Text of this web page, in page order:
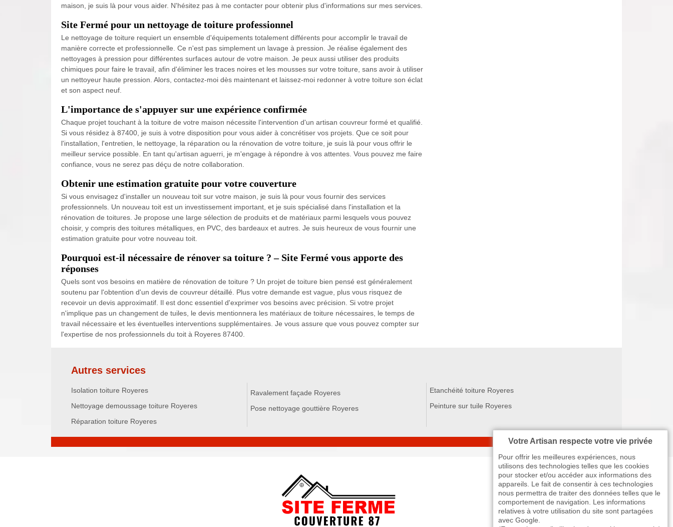
maison, je suis là pour vous aider. N'hésitez pas à me contacter pour obtenir plus d'informations sur mes services.
Site Fermé pour un nettoyage de toiture professionnel
Le nettoyage de toiture requiert un ensemble d'équipements totalement différents pour accomplir le travail de
manière correcte et professionnelle. Ce n'est pas simplement un lavage à pression. Je réalise également des
nettoyages à pression pour différentes surfaces autour de votre maison. Je peux aussi utiliser des produits
chimiques pour faire le travail, afin d'éliminer les traces noires et les mousses sur votre toiture, sans avoir à utiliser
un nettoyeur haute pression. Alors, contactez-moi dès maintenant et laissez-moi redonner à votre toiture son éclat
et son aspect neuf.
L'importance de s'appuyer sur une expérience confirmée
Chaque projet touchant à la toiture de votre maison nécessite l'intervention d'un artisan couvreur formé et qualifié.
Si vous résidez à 87400, je suis à votre disposition pour vous aider à concrétiser vos projets. Que ce soit pour
l'installation, l'entretien, le nettoyage, la réparation ou la rénovation de votre toiture, je suis là pour vous offrir le
meilleur service possible. En tant qu'artisan aguerri, je m'engage à répondre à vos attentes. Vous pouvez me faire
confiance, vous ne serez pas déçu de notre collaboration.
Obtenir une estimation gratuite pour votre couverture
Si vous envisagez d'installer un nouveau toit sur votre maison, je suis là pour vous fournir des services
professionnels. Un nouveau toit est un investissement important, et je suis spécialisé dans l'installation et la
rénovation de toitures. Je propose une large sélection de produits et de matériaux parmi lesquels vous pouvez
choisir, y compris des toitures métalliques, en PVC, des bardeaux et autres. Je suis heureux de vous fournir une
estimation gratuite pour votre nouveau toit.
Pourquoi est-il nécessaire de rénover sa toiture ? – Site Fermé vous apporte des
réponses
Quels sont vos besoins en matière de rénovation de toiture ? Un projet de toiture bien pensé est généralement
soutenu par l'obtention d'un devis de couvreur détaillé. Plus votre demande est vague, plus vous risquez de
recevoir un devis approximatif. Il est donc essentiel d'exprimer vos besoins avec précision. Si votre projet
n'implique pas un changement de tuiles, le devis mentionnera les matériaux de toiture nécessaires, le temps de
travail nécessaire et les éventuelles interventions supplémentaires. Je vous assure que vous pouvez compter sur
l'expertise de nos professionnels du toit à Royeres 87400.
Autres services
Isolation toiture Royeres
Nettoyage demoussage toiture Royeres
Réparation toiture Royeres
Ravalement façade Royeres
Pose nettoyage gouttière Royeres
Etanchéité toiture Royeres
Peinture sur tuile Royeres
Votre Artisan respecte votre vie privée
Pour offrir les meilleures expériences, nous
utilisons des technologies telles que les cookies
pour stocker et/ou accéder aux informations des
appareils. Le fait de consentir à ces technologies
nous permettra de traiter des données telles que le
comportement de navigation. Les informations
relatives à votre utilisation du site sont partagées
avec Google.